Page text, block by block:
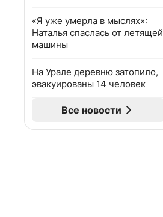
«Я уже умерла в мыслях»:
Наталья спаслась от летящей
машины
На Урале деревню затопило,
эвакуированы 14 человек
Все новости